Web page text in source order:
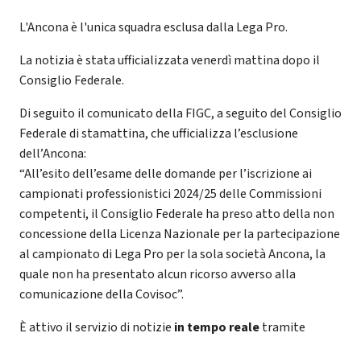
L'Ancona è l'unica squadra esclusa dalla Lega Pro.
La notizia è stata ufficializzata venerdì mattina dopo il
Consiglio Federale.
Di seguito il comunicato della FIGC, a seguito del Consiglio
Federale di stamattina, che ufficializza l’esclusione
dell’Ancona:
“All’esito dell’esame delle domande per l’iscrizione ai
campionati professionistici 2024/25 delle Commissioni
competenti, il Consiglio Federale ha preso atto della non
concessione della Licenza Nazionale per la partecipazione
al campionato di Lega Pro per la sola società Ancona, la
quale non ha presentato alcun ricorso avverso alla
comunicazione della Covisoc”.
È attivo il servizio di notizie in tempo realetramite